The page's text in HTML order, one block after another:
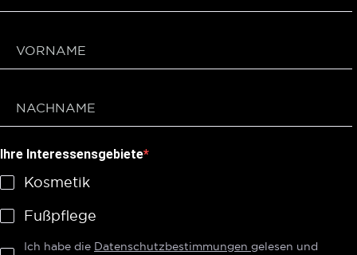
Ihre Interessensgebiete
Kosmetik
Fußpflege
Ich habe die Datenschutzbestimmungen gelesen und